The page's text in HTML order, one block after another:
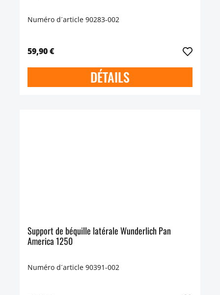
Numéro d´article 90283-002
59,90 €
DÉTAILS
Support de béquille latérale Wunderlich Pan
America 1250
Numéro d´article 90391-002